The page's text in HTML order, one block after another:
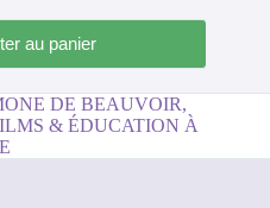
au panier
DE BEAUVOIR,
& ÉDUCATION À